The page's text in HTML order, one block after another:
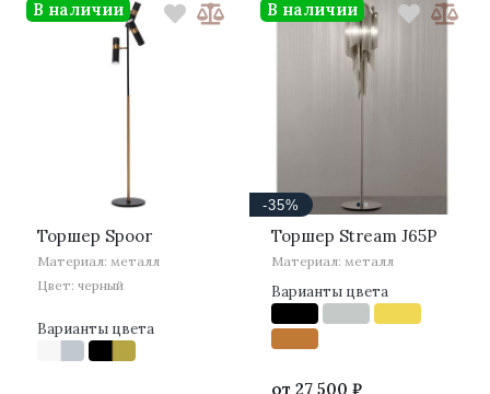
Торшер Spoor
Материал: металл
Цвет: черный
Варианты цвета
В наличии
··
-35%
Торшер Stream J65P
Материал: металл
Варианты цвета
от 27 500 ₽
В наличии